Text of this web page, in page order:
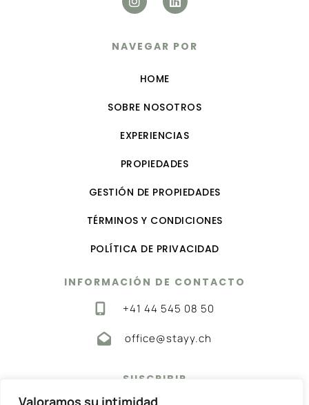
Valoramos su intimidad
NAVEGAR POR
HOME
SOBRE NOSOTROS
EXPERIENCIAS
PROPIEDADES
GESTIÓN DE PROPIEDADES
TÉRMINOS Y CONDICIONES
POLÍTICA DE PRIVACIDAD
INFORMACIÓN DE CONTACTO
+41 44 545 08 50
office@stayy.ch
SUSCRIBIR